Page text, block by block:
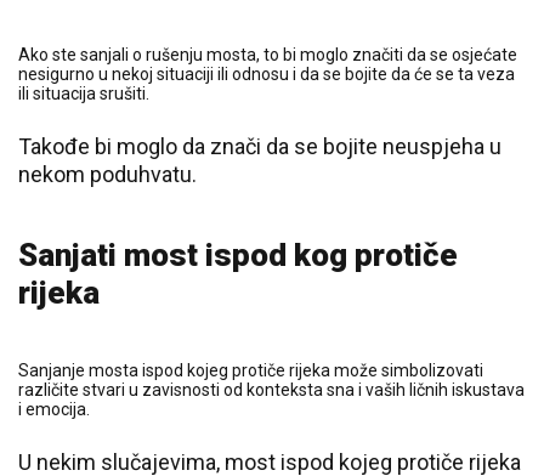
Ako ste sanjali o rušenju mosta, to bi moglo značiti da se osjećate
nesigurno u nekoj situaciji ili odnosu i da se bojite da će se ta veza
ili situacija srušiti.
Takođe bi moglo da znači da se bojite neuspjeha u
nekom poduhvatu.
Sanjati most ispod kog protiče
rijeka
Sanjanje mosta ispod kojeg protiče rijeka može simbolizovati
različite stvari u zavisnosti od konteksta sna i vaših ličnih iskustava
i emocija.
U nekim slučajevima, most ispod kojeg protiče rijeka